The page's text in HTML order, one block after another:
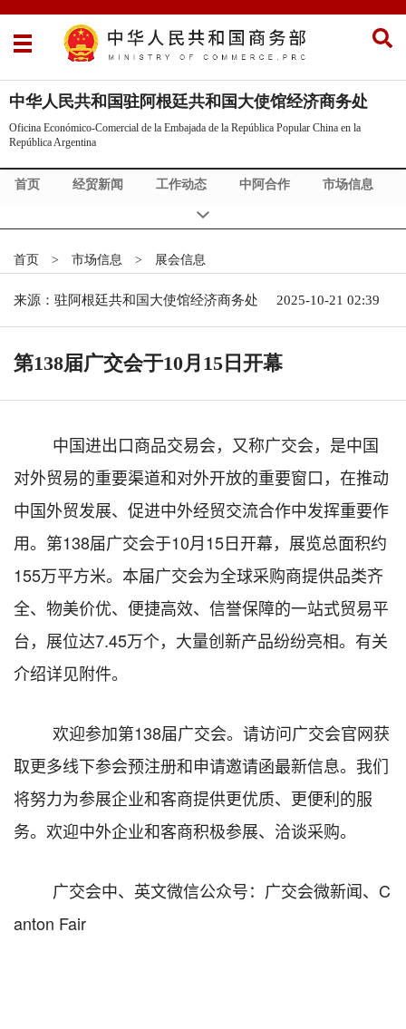
中华人民共和国驻阿根廷共和国大使馆经济商务处
Oficina Económico-Comercial de la Embajada de la República Popular China en la
República Argentina
首页 经贸新闻 工作动态 中阿合作 市场信息
首页 > 市场信息 > 展会信息
来源：驻阿根廷共和国大使馆经济商务处 2025-10-21 02:39
第138届广交会于10月15日开幕
中国进出口商品交易会，又称广交会，是中国
对外贸易的重要渠道和对外开放的重要窗口，在推动
中国外贸发展、促进中外经贸交流合作中发挥重要作
用。第138届广交会于10月15日开幕，展览总面积约
155万平方米。本届广交会为全球采购商提供品类齐
全、物美价优、便捷高效、信誉保障的一站式贸易平
台，展位达7.45万个，大量创新产品纷纷亮相。有关
介绍详见附件。
欢迎参加第138届广交会。请访问广交会官网获
取更多线下参会预注册和申请邀请函最新信息。我们
将努力为参展企业和客商提供更优质、更便利的服
务。欢迎中外企业和客商积极参展、洽谈采购。
广交会中、英文微信公众号：广交会微新闻、 C
anton Fair